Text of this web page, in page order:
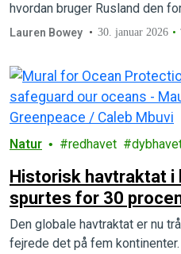
hvordan bruger Rusland den
Lauren Bowey 30. januar 2026
Natur redhavet
Historisk havtraktat i
spurtes for 30
Den globale havtraktat er nu
fejrede det på fem